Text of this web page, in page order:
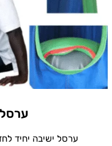
ערסל
ערסל ישיבה יחיד